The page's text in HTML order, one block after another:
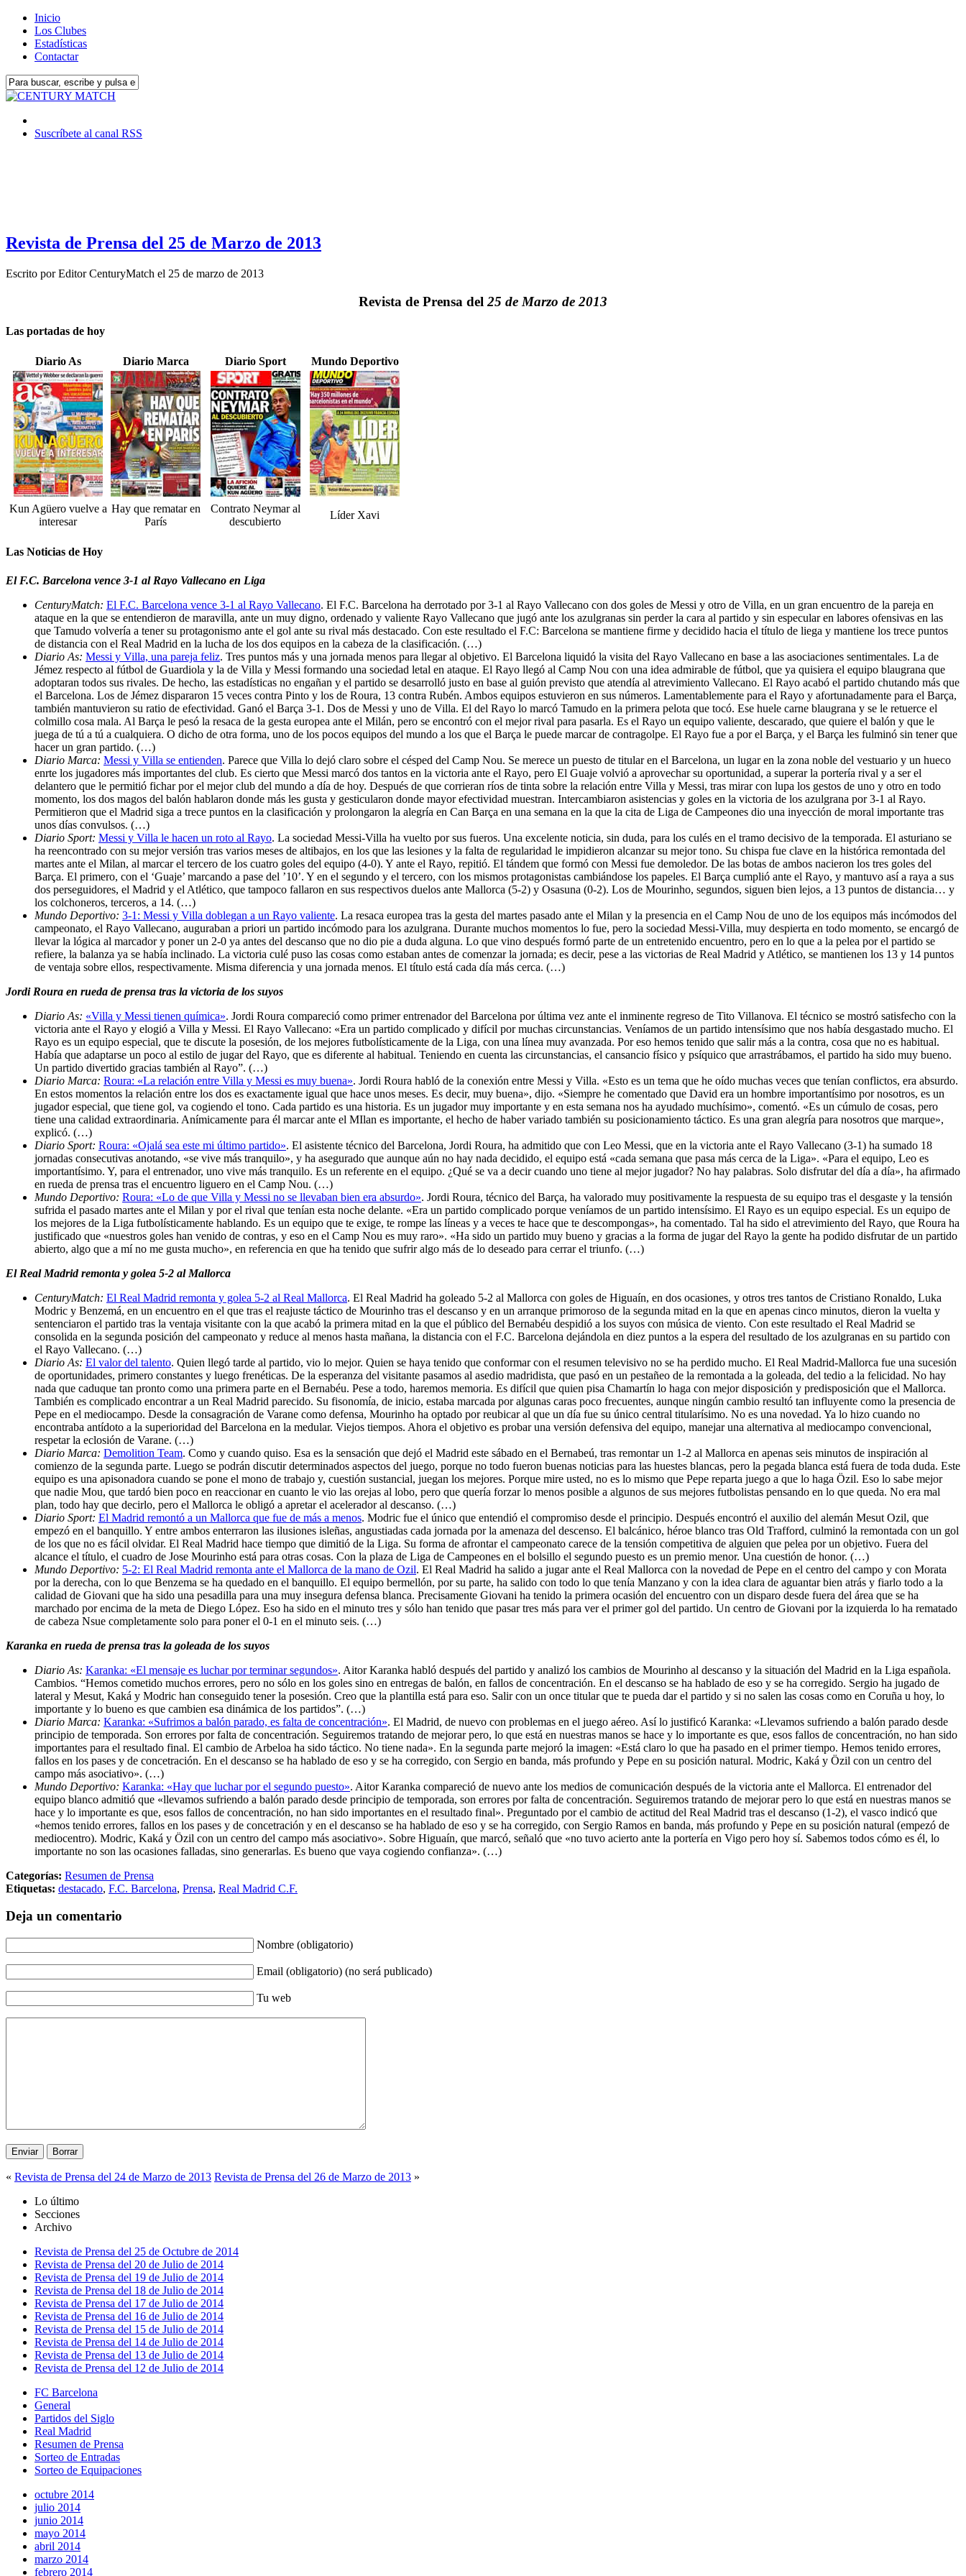
Inicio
Los Clubes
Estadísticas
Contactar
Suscríbete al canal RSS
Revista de Prensa del 25 de Marzo de 2013
Escrito porEditor CenturyMatch el 25 de marzo de 2013
Revista de Prensa del 25 de Marzo de 2013
Las portadas de hoy
Diario As Diario Marca Diario Sport Mundo Deportivo
Kun Agüero vuelve a
interesar
Hay que rematar en
París
Contrato Neymar al
descubierto
Líder Xavi
Las Noticias de Hoy
El F.C. Barcelona vence 3-1 al Rayo Vallecano en Liga
CenturyMatch: El F.C. Barcelona vence 3-1 al Rayo Vallecano. El F.C. Barcelona ha derrotado por 3-1 al Rayo Vallecano con dos goles de Messi y otro de Villa, en un gran encuentro de la pareja en
ataque en la que se entendieron de maravilla, ante un muy digno, ordenado y valiente Rayo Vallecano que jugó ante los azulgranas sin perder la cara al partido y sin especular en labores ofensivas en las
que Tamudo volvería a tener su protagonismo ante el gol ante su rival más destacado. Con este resultado el F.C: Barcelona se mantiene firme y decidido hacia el título de liega y mantiene los trece puntos
de distancia con el Real Madrid en la lucha de los dos equipos en la cabeza de la clasificación. (…)
Diario As: Messi y Villa, una pareja feliz. Tres puntos más y una jornada menos para llegar al objetivo. El Barcelona liquidó la visita del Rayo Vallecano en base a las asociaciones sentimentales. La de
Jémez respecto al fútbol de Guardiola y la de Villa y Messi formando una sociedad letal en ataque. El Rayo llegó al Camp Nou con una idea admirable de fútbol, que ya quisiera el equipo blaugrana que
adoptaran todos sus rivales. De hecho, las estadísticas no engañan y el partido se desarrolló justo en base al guión previsto que atendía al atrevimiento Vallecano. El Rayo acabó el partido chutando más que
el Barcelona. Los de Jémez dispararon 15 veces contra Pinto y los de Roura, 13 contra Rubén. Ambos equipos estuvieron en sus números. Lamentablemente para el Rayo y afortunadamente para el Barça,
también mantuvieron su ratio de efectividad. Ganó el Barça 3-1. Dos de Messi y uno de Villa. El del Rayo lo marcó Tamudo en la primera pelota que tocó. Ese huele carne blaugrana y se le retuerce el
colmillo cosa mala. Al Barça le pesó la resaca de la gesta europea ante el Milán, pero se encontró con el mejor rival para pasarla. Es el Rayo un equipo valiente, descarado, que quiere el balón y que le
juega de tú a tú a cualquiera. O dicho de otra forma, uno de los pocos equipos del mundo a los que el Barça le puede marcar de contragolpe. El Rayo fue a por el Barça, y el Barça les fulminó sin tener que
hacer un gran partido. (…)
Diario Marca: Messi y Villa se entienden. Parece que Villa lo dejó claro sobre el césped del Camp Nou. Se merece un puesto de titular en el Barcelona, un lugar en la zona noble del vestuario y un hueco
enrte los jugadores más importantes del club. Es cierto que Messi marcó dos tantos en la victoria ante el Rayo, pero El Guaje volvió a aprovechar su oportunidad, a superar la portería rival y a ser el
delantero que le permitió fichar por el mejor club del mundo a día de hoy. Después de que corrieran ríos de tinta sobre la relación entre Villa y Messi, tras mirar con lupa los gestos de uno y otro en todo
momento, los dos magos del balón hablaron donde más les gusta y gesticularon donde mayor efectividad muestran. Intercambiaron asistencias y goles en la victoria de los azulgrana por 3-1 al Rayo.
Permitieron que el Madrid siga a trece puntos en la clasificación y prolongaron la alegría en Can Barça en una semana en la que la cita de Liga de Campeones dio una inyección de moral importante tras
unos días convulsos. (…)
Diario Sport: Messi y Villa le hacen un roto al Rayo. La sociedad Messi-Villa ha vuelto por sus fueros. Una excelente noticia, sin duda, para los culés en el tramo decisivo de la temporada. El asturiano se
ha reencontrado con su mejor versión tras varios meses de altibajos, en los que las lesiones y la falta de regularidad le impidieron alcanzar su mejor tono. Su chispa fue clave en la histórica remontada del
martes ante el Milan, al marcar el tercero de los cuatro goles del equipo (4-0). Y ante el Rayo, repitió. El tándem que formó con Messi fue demoledor. De las botas de ambos nacieron los tres goles del
Barça. El primero, con el ‘Guaje’ marcando a pase del ’10’. Y en el segundo y el tercero, con los mismos protagonistas cambiándose los papeles. El Barça cumplió ante el Rayo, y mantuvo así a raya a sus
dos perseguidores, el Madrid y el Atlético, que tampoco fallaron en sus respectivos duelos ante Mallorca (5-2) y Osasuna (0-2). Los de Mourinho, segundos, siguen bien lejos, a 13 puntos de distancia… y
los colchoneros, terceros, a 14. (…)
Mundo Deportivo: 3-1: Messi y Villa doblegan a un Rayo valiente. La resaca europea tras la gesta del martes pasado ante el Milan y la presencia en el Camp Nou de uno de los equipos más incómodos del
campeonato, el Rayo Vallecano, auguraban a priori un partido incómodo para los azulgrana. Durante muchos momentos lo fue, pero la sociedad Messi-Villa, muy despierta en todo momento, se encargó de
llevar la lógica al marcador y poner un 2-0 ya antes del descanso que no dio pie a duda alguna. Lo que vino después formó parte de un entretenido encuentro, pero en lo que a la pelea por el partido se
refiere, la balanza ya se había inclinado. La victoria culé puso las cosas como estaban antes de comenzar la jornada; es decir, pese a las victorias de Real Madrid y Atlético, se mantienen los 13 y 14 puntos
de ventaja sobre ellos, respectivamente. Misma diferencia y una jornada menos. El título está cada día más cerca. (…)
Jordi Roura en rueda de prensa tras la victoria de los suyos
Diario As: «Villa y Messi tienen química». Jordi Roura compareció como primer entrenador del Barcelona por última vez ante el inminente regreso de Tito Villanova. El técnico se mostró satisfecho con la
victoria ante el Rayo y elogió a Villa y Messi. El Rayo Vallecano: «Era un partido complicado y difícil por muchas circunstancias. Veníamos de un partido intensísimo que nos había desgastado mucho. El
Rayo es un equipo especial, que te discute la posesión, de los mejores futbolísticamente de la Liga, con una línea muy avanzada. Por eso hemos tenido que salir más a la contra, cosa que no es habitual.
Había que adaptarse un poco al estilo de jugar del Rayo, que es diferente al habitual. Teniendo en cuenta las circunstancias, el cansancio físico y psíquico que arrastrábamos, el partido ha sido muy bueno.
Un partido divertido gracias también al Rayo”. (…)
Diario Marca: Roura: «La relación entre Villa y Messi es muy buena». Jordi Roura habló de la conexión entre Messi y Villa. «Esto es un tema que he oído muchas veces que tenían conflictos, era absurdo.
En estos momentos la relación entre los dos es exactamente igual que hace unos meses. Es decir, muy buena», dijo. «Siempre he comentado que David era un hombre importantísimo por nosotros, es un
jugador especial, que tiene gol, va cogiendo el tono. Cada partido es una historia. Es un jugador muy importante y en esta semana nos ha ayudado muchísimo», comentó. «Es un cúmulo de cosas, pero
tiene una calidad extraordinaria. Anímicamente para él marcar ante el MIlan es importante, el hecho de haber variado también su posicionamiento táctico. Es una gran alegría para nosotros que marque»,
explicó. (…)
Diario Sport: Roura: «Ojalá sea este mi último partido». El asistente técnico del Barcelona, Jordi Roura, ha admitido que con Leo Messi, que en la victoria ante el Rayo Vallecano (3-1) ha sumado 18
jornadas consecutivas anotando, «se vive más tranquilo», y ha asegurado que aunque aún no hay nada decidido, el equipo está «cada semana que pasa más cerca de la Liga». «Para el equipo, Leo es
importantísimo. Y, para el entrenador, uno vive más tranquilo. Es un referente en el equipo. ¿Qué se va a decir cuando uno tiene al mejor jugador? No hay palabras. Solo disfrutar del día a día», ha afirmado
en rueda de prensa tras el encuentro liguero en el Camp Nou. (…)
Mundo Deportivo: Roura: «Lo de que Villa y Messi no se llevaban bien era absurdo». Jordi Roura, técnico del Barça, ha valorado muy positivamente la respuesta de su equipo tras el desgaste y la tensión
sufrida el pasado martes ante el Milan y por el rival que tenían esta noche delante. «Era un partido complicado porque veníamos de un partido intensísimo. El Rayo es un equipo especial. Es un equipo de
los mejores de la Liga futbolísticamente hablando. Es un equipo que te exige, te rompe las líneas y a veces te hace que te descompongas», ha comentado. Tal ha sido el atrevimiento del Rayo, que Roura ha
justificado que «nuestros goles han venido de contras, y eso en el Camp Nou es muy raro». «Ha sido un partido muy bueno y gracias a la forma de jugar del Rayo la gente ha podido disfrutar de un partido
abierto, algo que a mí no me gusta mucho», en referencia en que ha tenido que sufrir algo más de lo deseado para cerrar el triunfo. (…)
El Real Madrid remonta y golea 5-2 al Mallorca
CenturyMatch: El Real Madrid remonta y golea 5-2 al Real Mallorca. El Real Madrid ha goleado 5-2 al Mallorca con goles de Higuaín, en dos ocasiones, y otros tres tantos de Cristiano Ronaldo, Luka
Modric y Benzemá, en un encuentro en el que tras el reajuste táctico de Mourinho tras el descanso y en un arranque primoroso de la segunda mitad en la que en apenas cinco minutos, dieron la vuelta y
sentenciaron el partido tras la ventaja visitante con la que acabó la primera mitad en la que el público del Bernabéu despidió a los suyos con música de viento. Con este resultado el Real Madrid se
consolida en la segunda posición del campeonato y reduce al menos hasta mañana, la distancia con el F.C. Barcelona dejándola en diez puntos a la espera del resultado de los azulgranas en su partido con
el Rayo Vallecano. (…)
Diario As: El valor del talento. Quien llegó tarde al partido, vio lo mejor. Quien se haya tenido que conformar con el resumen televisivo no se ha perdido mucho. El Real Madrid-Mallorca fue una sucesión
de oportunidades, primero constantes y luego frenéticas. De la esperanza del visitante pasamos al asedio madridista, que pasó en un pestañeo de la remontada a la goleada, del tedio a la felicidad. No hay
nada que caduque tan pronto como una primera parte en el Bernabéu. Pese a todo, haremos memoria. Es difícil que quien pisa Chamartín lo haga con mejor disposición y predisposición que el Mallorca.
También es complicado encontrar a un Real Madrid parecido. Su fisonomía, de inicio, estaba marcada por algunas caras poco frecuentes, aunque ningún cambio resultó tan influyente como la presencia de
Pepe en el mediocampo. Desde la consagración de Varane como defensa, Mourinho ha optado por reubicar al que un día fue su único central titularísimo. No es una novedad. Ya lo hizo cuando no
encontraba antídoto a la superioridad del Barcelona en la medular. Viejos tiempos. Ahora el objetivo es probar una versión defensiva del equipo, manejar una alternativa al mediocampo convencional,
respetar la eclosión de Varane. (…)
Diario Marca: Demolition Team. Como y cuando quiso. Esa es la sensación que dejó el Madrid este sábado en el Bernabeú, tras remontar un 1-2 al Mallorca en apenas seis minutos de inspiración al
comienzo de la segunda parte. Luego se podrán discutir determinados aspectos del juego, porque no todo fueron buenas noticias para las huestes blancas, pero la pegada blanca está fuera de toda duda. Este
equipo es una apisonadora cuando se pone el mono de trabajo y, cuestión sustancial, juegan los mejores. Porque mire usted, no es lo mismo que Pepe reparta juego a que lo haga Özil. Eso lo sabe mejor
que nadie Mou, que tardó bien poco en reaccionar en cuanto le vio las orejas al lobo, pero que quería forzar lo menos posible a algunos de sus mejores futbolistas pensando en lo que queda. No era mal
plan, todo hay que decirlo, pero el Mallorca le obligó a apretar el acelerador al descanso. (…)
Diario Sport: El Madrid remontó a un Mallorca que fue de más a menos. Modric fue el único que entendió el compromiso desde el principio. Después encontró el auxilio del alemán Mesut Ozil, que
empezó en el banquillo. Y entre ambos enterraron las ilusiones isleñas, angustiadas cada jornada por la amenaza del descenso. El balcánico, héroe blanco tras Old Trafford, culminó la remontada con un gol
de los que no es fácil olvidar. El Real Madrid hace tiempo que dimitió de la Liga. Su forma de afrontar el campeonato carece de la tensión competitiva de alguien que pelea por un objetivo. Fuera del
alcance el título, el cuadro de Jose Mourinho está para otras cosas. Con la plaza de Liga de Campeones en el bolsillo el segundo puesto es un premio menor. Una cuestión de honor. (…)
Mundo Deportivo: 5-2: El Real Madrid remonta ante el Mallorca de la mano de Ozil. El Real Madrid ha salido a jugar ante el Real Mallorca con la novedad de Pepe en el centro del campo y con Morata
por la derecha, con lo que Benzema se ha quedado en el banquillo. El equipo bermellón, por su parte, ha salido con todo lo que tenía Manzano y con la idea clara de aguantar bien atrás y fiarlo todo a la
calidad de Giovani que ha sido una pesadilla para una muy insegura defensa blanca. Precisamente Giovani ha tenido la primera ocasión del encuentro con un disparo desde fuera del área que se ha
marchado por encima de la meta de Diego López. Eso ha sido en el minuto tres y sólo han tenido que pasar tres más para ver el primer gol del partido. Un centro de Giovani por la izquierda lo ha rematado
de cabeza Nsue completamente solo para poner el 0-1 en el minuto seis. (…)
Karanka en rueda de prensa tras la goleada de los suyos
Diario As: Karanka: «El mensaje es luchar por terminar segundos». Aitor Karanka habló después del partido y analizó los cambios de Mourinho al descanso y la situación del Madrid en la Liga española.
Cambios. “Hemos cometido muchos errores, pero no sólo en los goles sino en entregas de balón, en fallos de concentración. En el descanso se ha hablado de eso y se ha corregido. Sergio ha jugado de
lateral y Mesut, Kaká y Modric han conseguido tener la posesión. Creo que la plantilla está para eso. Salir con un once titular que te pueda dar el partido y si no salen las cosas como en Coruña u hoy, lo
importante y lo bueno es que cambien esa dinámica de los partidos”. (…)
Diario Marca: Karanka: «Sufrimos a balón parado, es falta de concentración». El Madrid, de nuevo con problemas en el juego aéreo. Así lo justificó Karanka: «Llevamos sufriendo a balón parado desde
principio de temporada. Son errores por falta de concentración. Seguiremos tratando de mejorar pero, lo que está en nuestras manos se hace y lo importante es que, esos fallos de concentración, no han sido
importantes para el resultado final. El cambio de Arbeloa ha sido táctico. No tiene nada». En la segunda parte mejoró la imagen: «Está claro lo que ha pasado en el primer tiempo. Hemos tenido errores,
fallos en los pases y de concetración. En el descanso se ha hablado de eso y se ha corregido, con Sergio en banda, más profundo y Pepe en su posición natural. Modric, Kaká y Özil con un centro del
campo más asociativo». (…)
Mundo Deportivo: Karanka: «Hay que luchar por el segundo puesto». Aitor Karanka compareció de nuevo ante los medios de comunicación después de la victoria ante el Mallorca. El entrenador del
equipo blanco admitió que «llevamos sufriendo a balón parado desde principio de temporada, son errores por falta de concentración. Seguiremos tratando de mejorar pero lo que está en nuestras manos se
hace y lo importante es que, esos fallos de concentración, no han sido importantes en el resultado final». Preguntado por el cambio de actitud del Real Madrid tras el descanso (1-2), el vasco indicó que
«hemos tenido errores, fallos en los pases y de concetración y en el descanso se ha hablado de eso y se ha corregido, con Sergio Ramos en banda, más profundo y Pepe en su posición natural (empezó de
mediocentro). Modric, Kaká y Özil con un centro del campo más asociativo». Sobre Higuaín, que marcó, señaló que «no tuvo acierto ante la portería en Vigo pero hoy sí. Sabemos todos cómo es él, lo
importante no son las ocasiones falladas, sino generarlas. Es bueno que vaya cogiendo confianza». (…)
Categorías: Resumen de Prensa
Etiquetas: destacado, F.C. Barcelona, Prensa, Real Madrid C.F.
Deja un comentario
Nombre (obligatorio)
Email (obligatorio) (no será publicado)
Tu web
« Revista de Prensa del 24 de Marzo de 2013 Revista de Prensa del 26 de Marzo de 2013 »
Lo último
Secciones
Archivo
Revista de Prensa del 25 de Octubre de 2014
Revista de Prensa del 20 de Julio de 2014
Revista de Prensa del 19 de Julio de 2014
Revista de Prensa del 18 de Julio de 2014
Revista de Prensa del 17 de Julio de 2014
Revista de Prensa del 16 de Julio de 2014
Revista de Prensa del 15 de Julio de 2014
Revista de Prensa del 14 de Julio de 2014
Revista de Prensa del 13 de Julio de 2014
Revista de Prensa del 12 de Julio de 2014
FC Barcelona
General
Partidos del Siglo
Real Madrid
Resumen de Prensa
Sorteo de Entradas
Sorteo de Equipaciones
octubre 2014
julio 2014
junio 2014
mayo 2014
abril 2014
marzo 2014
febrero 2014